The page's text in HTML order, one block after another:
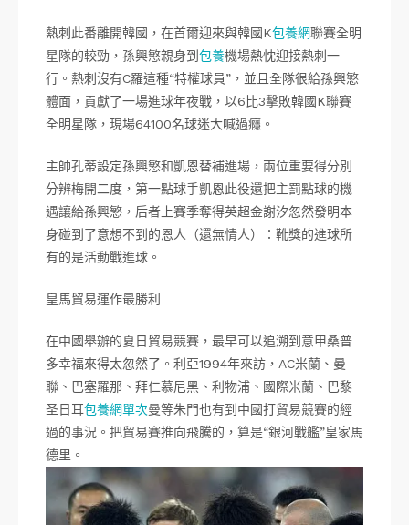
熱刺此番離開韓國，在首爾迎來與韓國K包養網聯賽全明
星隊的較勁，孫興慜親身到 包養機場熱忱迎接熱刺一
行。熱刺沒有C羅這種“特權球員”，並且全隊很給孫興慜
體面，貢獻了一場進球年夜戰，以6比3擊敗韓國K聯賽
全明星隊，現場64100名球迷大喊過癮。
主帥孔蒂設定孫興慜和凱恩替補進場，兩位重要得分別
分辨梅開二度，第一點球手凱恩此役還把主罰點球的機
遇讓給孫興慜，后者上賽季奪得英超金謝汐忽然發明本
身碰到了意想不到的恩人（還無情人）：靴獎的進球所
有的是活動戰進球。
皇馬貿易運作最勝利
在中國舉辦的夏日貿易競賽，最早可以追溯到意甲桑普
多幸福來得太忽然了。利亞1994年來訪，AC米蘭、曼
聯、巴塞羅那、拜仁慕尼黑、利物浦、國際米蘭、巴黎
圣日耳包養網單次曼等朱門也有到中國打貿易競賽的經
過的事況。把貿易賽推向飛騰的，算是“銀河戰艦”皇家馬
德里。